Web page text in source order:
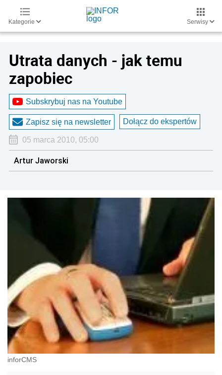
Kategorie Serwisy
Utrata danych - jak temu
zapobiec
Subskrybuj nas na Youtube
Zapisz się na newsletter Dołącz do ekspertów
05 marca 2010, 05:00
Artur Jaworski
inforCMS